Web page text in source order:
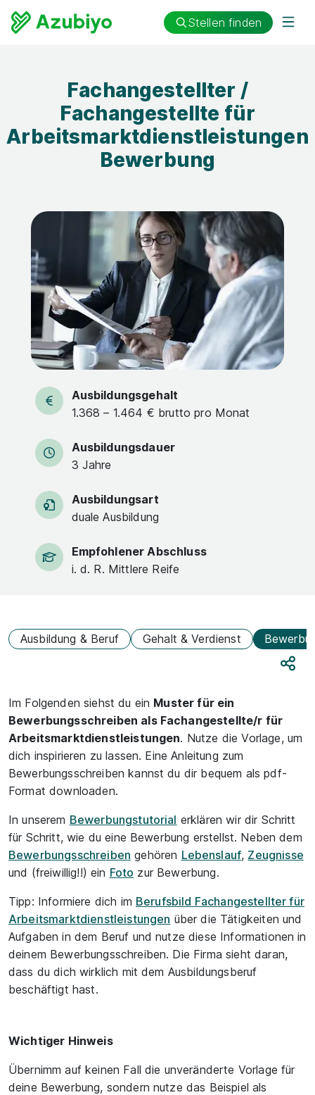
Stellen finden
Fachangestellter /
Fachangestellte für
Arbeitsmarktdienstleistungen
Bewerbung
Ausbildungsgehalt
1.368 – 1.464 € brutto pro Monat
Ausbildungsdauer
3 Jahre
Ausbildungsart
duale Ausbildung
Empfohlener Abschluss
i. d. R. Mittlere Reife
Ausbildung & Beruf Gehalt & Verdienst
Im Folgenden siehst du ein Muster für ein
Bewerbungsschreiben als Fachangestellte/r für
Arbeitsmarktdienstleistungen. Nutze die Vorlage, um
dich inspirieren zu lassen. Eine Anleitung zum
Bewerbungsschreiben kannst du dir bequem als pdf-
Format downloaden.
In unserem Bewerbungstutorial erklären wir dir Schritt
für Schritt, wie du eine Bewerbung erstellst. Neben dem
Bewerbungsschreiben gehören Lebenslauf, Zeugnisse
und (freiwillig!!) ein Foto zur Bewerbung.
Tipp: Informiere dich im Berufsbild Fachangestellter für
Arbeitsmarktdienstleistungen über die Tätigkeiten und
Aufgaben in dem Beruf und nutze diese Informationen in
deinem Bewerbungsschreiben. Die Firma sieht daran,
dass du dich wirklich mit dem Ausbildungsberuf
beschäftigt hast.
Wichtiger Hinweis
Übernimm auf keinen Fall die unveränderte Vorlage für
deine Bewerbung, sondern nutze das Beispiel als